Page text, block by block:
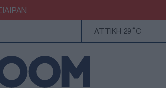
ΙΡΑΝ
ΑΤΤΙΚΗ 29°C